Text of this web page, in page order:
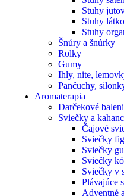
Stuhy
Stuhy
Stuhy
Šnúry a šnúrky
Rolky
Gumy
Ihly, nite,
Pančuchy,
Aromaterapia
Darčekové
Sviečky a
Čajové
Sviečky
Sviečky
Sviečky
Sviečky v
Plávajúce
Adventné